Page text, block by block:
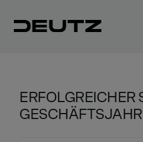
ERFOLGREICHER